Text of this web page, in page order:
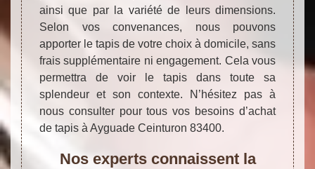
ainsi que par la variété de leurs dimensions.
Selon vos convenances, nous pouvons
apporter le tapis de votre choix à domicile, sans
frais supplémentaire ni engagement. Cela vous
permettra de voir le tapis dans toute sa
splendeur et son contexte. N’hésitez pas à
nous consulter pour tous vos besoins d’achat
de tapis à Ayguade Ceinturon 83400.
Nos experts connaissent la